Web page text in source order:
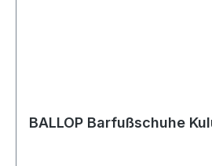
BALLOP Barfußschuhe